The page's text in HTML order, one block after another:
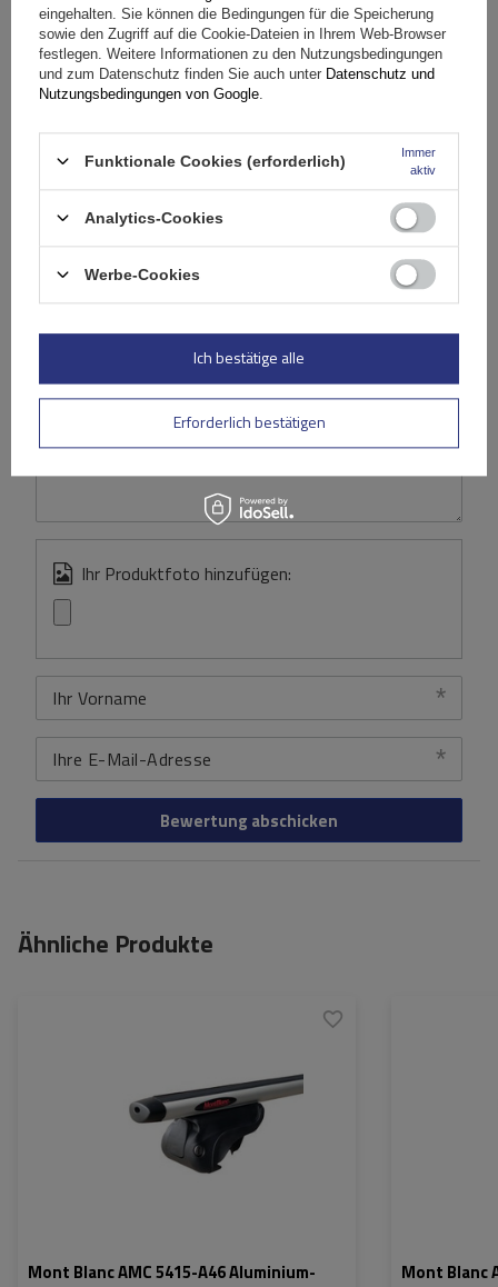
Lieferung
Stelle eine Frage
Ihre Bewertung schreiben
Inhalt Ihrer Bewertung
Ihr Produktfoto hinzufügen:
Ihr Vorname
Ihre E-Mail-Adresse
Bewertung abschicken
Ähnliche Produkte
Mont Blanc AMC 5415-A46 Aluminium-
Mont Blanc
eingehalten. Sie können die Bedingungen für die Speicherung
sowie den Zugriff auf die Cookie-Dateien in Ihrem Web-Browser
festlegen. Weitere Informationen zu den Nutzungsbedingungen
und zum Datenschutz finden Sie auch unter Datenschutz und
Nutzungsbedingungen von Google
Funktionale Cookies (erforderlich)
Immer
aktiv
Analytics-Cookies
Werbe-Cookies
Erforderlich bestätigen
Ich bestätige alle